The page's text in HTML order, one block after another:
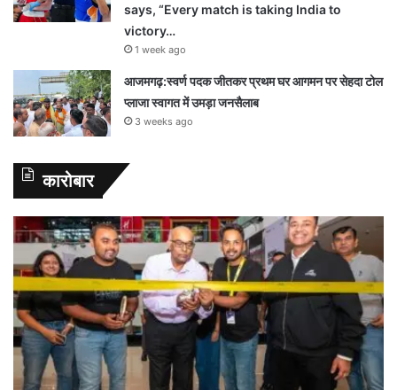
says, “Every match is taking India to
victory…
1 week ago
आजमगढ़:स्वर्ण पदक जीतकर प्रथम घर आगमन पर सेहदा टोल
प्लाजा स्वागत में उमड़ा जनसैलाब
3 weeks ago
कारोबार